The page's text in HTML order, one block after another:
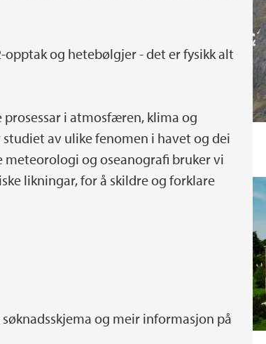
opptak og hetebølgjer - det er fysikk alt
i atmosfæren, klima og
av ulike fenomen i havet og dei
meteorologi og oseanografi bruker vi
likningar, for å skildre og forklare
og meir informasjon på